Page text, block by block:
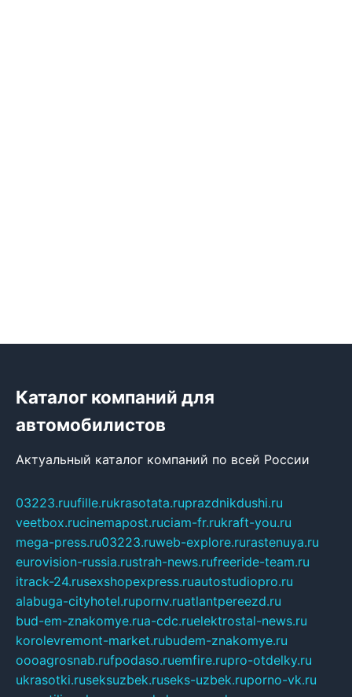
Каталог компаний для
автомобилистов
Актуальный каталог компаний по всей России
03223.ruufille.rukrasotata.ruprazdnikdushi.ru
veetbox.rucinemapost.ruciam-fr.rukraft-you.ru
mega-press.ru03223.ruweb-explore.rurastenuya.ru
eurovision-russia.rustrah-news.rufreeride-team.ru
itrack-24.rusexshopexpress.ruautostudiopro.ru
alabuga-cityhotel.rupornv.ruatlantpereezd.ru
bud-em-znakomye.rua-cdc.ruelektrostal-news.ru
korolevremont-market.rubudem-znakomye.ru
oooagrosnab.rufpodaso.ruemfire.rupro-otdelky.ru
ukrasotki.ruseksuzbek.ruseks-uzbek.ruporno-vk.ru